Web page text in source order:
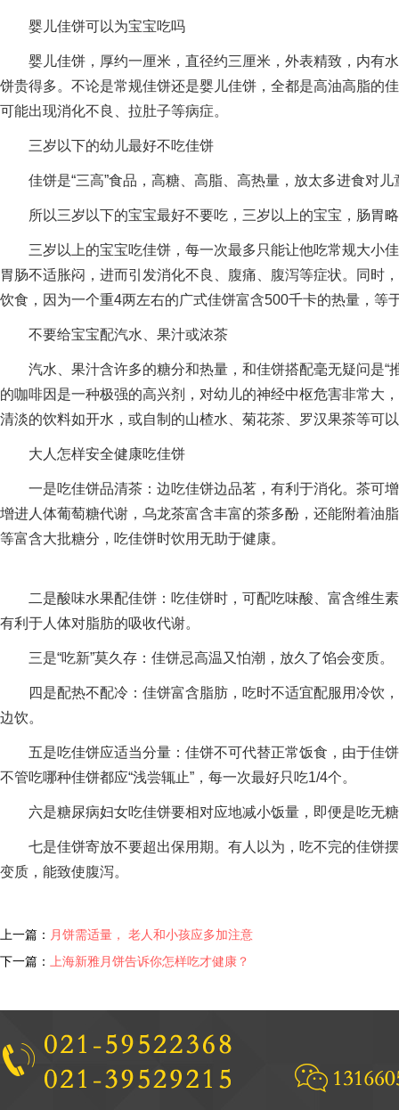
婴儿佳饼可以为宝宝吃吗
婴儿佳饼，厚约一厘米，直径约三厘米，外表精致，内有
饼贵得多。不论是常规佳饼还是婴儿佳饼，全都是高油高脂的
可能出现消化不良、拉肚子等病症。
三岁以下的幼儿最好不吃佳饼
佳饼是“三高”食品，高糖、高脂、高热量，放太多进食对儿
所以三岁以下的宝宝最好不要吃，三岁以上的宝宝，肠胃
三岁以上的宝宝吃佳饼，每一次最多只能让他吃常规大小
胃肠不适胀闷，进而引发消化不良、腹痛、腹泻等症状。同时
饮食，因为一个重4两左右的广式佳饼富含500千卡的热量，等
不要给宝宝配汽水、果汁或浓茶
汽水、果汁含许多的糖分和热量，和佳饼搭配毫无疑问是“
的咖啡因是一种极强的高兴剂，对幼儿的神经中枢危害非常大
清淡的饮料如开水，或自制的山楂水、菊花茶、罗汉果茶等可
大人怎样安全健康吃佳饼
一是吃佳饼品清茶：边吃佳饼边品茗，有利于消化。茶可增
增进人体葡萄糖代谢，乌龙茶富含丰富的茶多酚，还能附着油
等富含大批糖分，吃佳饼时饮用无助于健康。
二是酸味水果配佳饼：吃佳饼时，可配吃味酸、富含维生
有利于人体对脂肪的吸收代谢。
三是“吃新”莫久存：佳饼忌高温又怕潮，放久了馅会变质。
四是配热不配冷：佳饼富含脂肪，吃时不适宜配服用冷饮
边饮。
五是吃佳饼应适当分量：佳饼不可代替正常饭食，由于佳
不管吃哪种佳饼都应“浅尝辄止”，每一次最好只吃1/4个。
六是糖尿病妇女吃佳饼要相对应地减小饭量，即便是吃无
七是佳饼寄放不要超出保用期。有人以为，吃不完的佳饼
变质，能致使腹泻。
上一篇： 月饼需适量， 老人和小孩应多加注意
下一篇：
上海新雅月饼告诉你怎样吃才健康？